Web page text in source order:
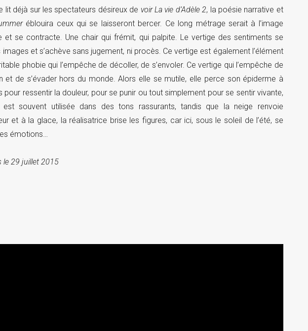
lit déjà sur les spectateurs désireux de voir La vie d’Adèle 2, la poésie narrative et
éblouira ceux qui se laisseront bercer. Ce long métrage serait à l’image
et se contracte. Une chair qui frémit, qui palpite. Le vertige des sentiments se
et s’achève sans jugement, ni procès. Ce vertige est également l’élément
phobie qui l’empêche de décoller, de s’envoler. Ce vertige qui l’empêche de
et de s’évader hors du monde. Alors elle se mutile, elle perce son épiderme à
pour ressentir la douleur, pour se punir ou tout simplement pour se sentir vivante,
souvent utilisée dans des tons rassurants, tandis que la neige renvoie
et à la glace, la réalisatrice brise les figures, car ici, sous le soleil de l’été, se
émotions…
le 29 juillet 2015